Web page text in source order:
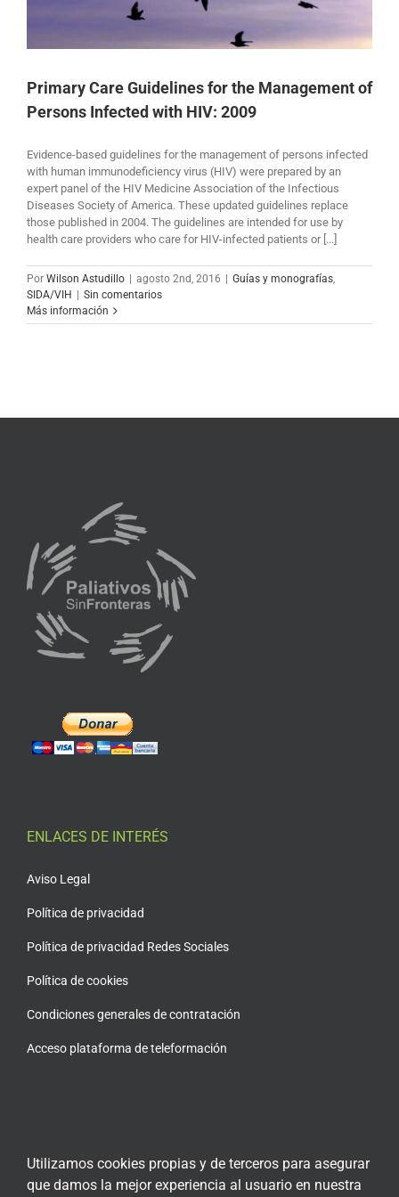
Primary Care Guidelines for the Management of
Persons Infected with HIV: 2009
Evidence-based guidelines for the management of persons infected
with human immunodeficiency virus (HIV) were prepared by an
expert panel of the HIV Medicine Association of the Infectious
Diseases Society of America. These updated guidelines replace
those published in 2004. The guidelines are intended for use by
health care providers who care for HIV-infected patients or [...]
Por Wilson Astudillo agosto 2nd, 2016 Guías y monografías,
SIDA/VIH
Sin comentarios
Más información
ENLACES DE INTERÉS
Aviso Legal
Política de privacidad
Política de privacidad Redes Sociales
Política de cookies
Condiciones generales de contratación
Acceso plataforma de teleformación
Utilizamos cookies propias y de terceros para asegurar
que damos la mejor experiencia al usuario en nuestra